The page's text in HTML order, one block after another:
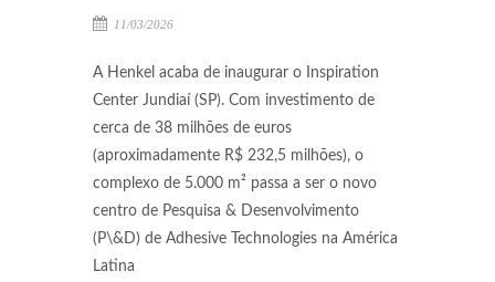
11/03/2026
A Henkel acaba de inaugurar o Inspiration
Center Jundiaí (SP). Com investimento de
cerca de 38 milhões de euros
(aproximadamente R$ 232,5 milhões), o
complexo de 5.000 m² passa a ser o novo
centro de Pesquisa & Desenvolvimento
(P\&D) de Adhesive Technologies na América
Latina